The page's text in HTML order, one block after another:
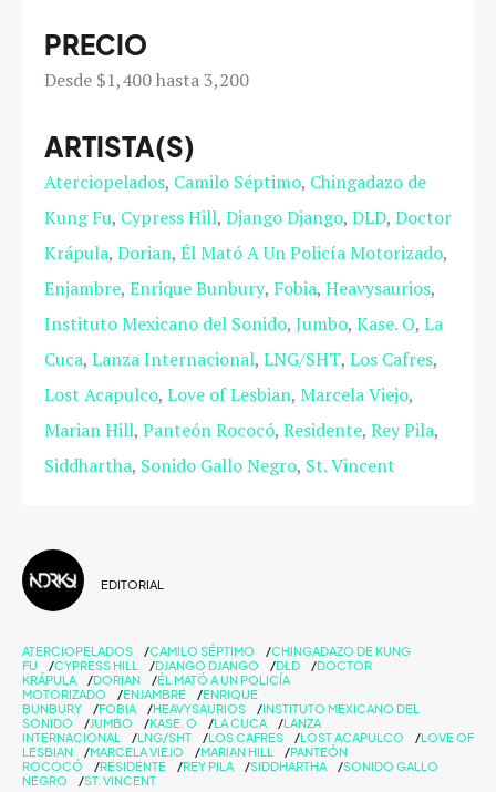
PRECIO
Desde $1,400 hasta 3,200
ARTISTA(S)
Aterciopelados Camilo Séptimo Chingadazo de
Kung Fu Cypress Hill Django Django DLD Doctor
Krápula Dorian Él Mató A Un Policía Motorizado
Enjambre Enrique Bunbury Fobia Heavysaurios
Instituto Mexicano del Sonido Jumbo Kase. O La
Cuca Lanza Internacional LNG/SHT Los Cafres
Lost Acapulco Love of Lesbian Marcela Viejo
Marian Hill Panteón Rococó Residente Rey Pila
Siddhartha Sonido Gallo Negro St. Vincent
EDITORIAL
ATERCIOPELADOS CAMILO SÉPTIMO
CHINGADAZO DE KUNG
FU
CYPRESS HILL DJANGO DJANGO DLD
DOCTOR
KRÁPULA
DORIAN
ÉL MATÓ A UN POLICÍA
MOTORIZADO
ENJAMBRE
ENRIQUE
BUNBURY
FOBIA HEAVYSAURIOS
INSTITUTO MEXICANO DEL
SONIDO
JUMBO KASE. O LA CUCA
LANZA
INTERNACIONAL
LNG/SHT LOS CAFRES LOST ACAPULCO
LOVE OF
LESBIAN
MARCELA VIEJO MARIAN HILL
PANTEÓN
ROCOCÓ
RESIDENTE REY PILA SIDDHARTHA
SONIDO GALLO
NEGRO
ST. VINCENT